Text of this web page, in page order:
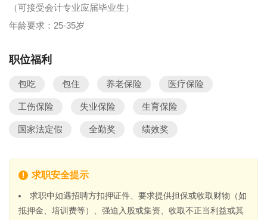
（可接受会计专业应届毕业生）
年龄要求：25-35岁
职位福利
包吃 包住 养老保险 医疗保险
工伤保险 失业保险 生育保险
国家法定假 全勤奖 绩效奖
求职安全提示
求职中如遇招聘方扣押证件、要求提供担保或收取财物（如
抵押金、培训费等）、强迫入股或集资、收取不正当利益或其